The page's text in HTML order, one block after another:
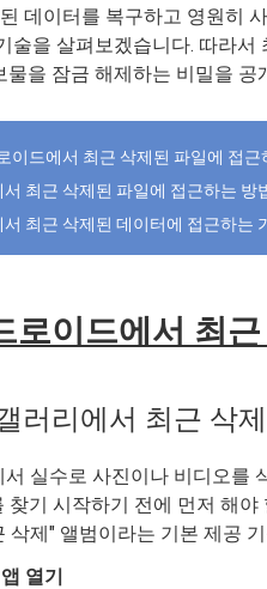
데이터를 복구하고 영원히
술을 살펴보겠습니다. 따라
물을 잠금 해제하는 비밀을
이드에서 최근 삭제된 파일에 접근
서 최근 삭제된 파일에 접근하는 방
서 최근 삭제된 데이터에 접근하는
로이드에서 최
러리에서 최근 삭
서 실수로 사진이나 비디오를
찾기 시작하기 전에 먼저 해
삭제" 앨범이라는 기본 제공
열기